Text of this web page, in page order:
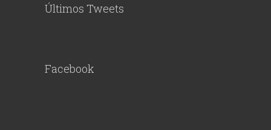
Últimos Tweets
Facebook